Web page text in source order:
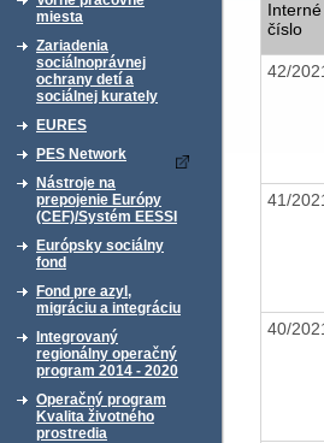
miesta
Zariadenia
sociálnoprávnej
ochrany detí a
sociálnej kurately
EURES
PES Network
Nástroje na
prepojenie Európy
(CEF)/Systém EESSI
Európsky sociálny
fond
Fond pre azyl,
migráciu a integráciu
Integrovaný
regionálny operačný
program 2014 - 2020
Operačný program
Kvalita životného
prostredia
Interné
číslo
42/
41/
40/